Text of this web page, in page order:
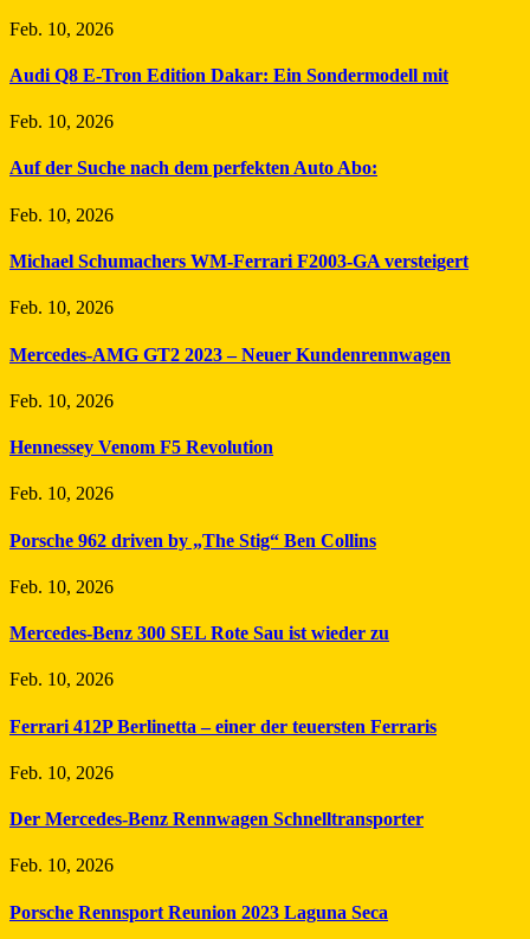
Feb. 10, 2026
Audi Q8 E-Tron Edition Dakar: Ein Sondermodell mit
Feb. 10, 2026
Auf der Suche nach dem perfekten Auto Abo:
Feb. 10, 2026
Michael Schumachers WM-Ferrari F2003-GA versteigert
Feb. 10, 2026
Mercedes-AMG GT2 2023 – Neuer Kundenrennwagen
Feb. 10, 2026
Hennessey Venom F5 Revolution
Feb. 10, 2026
Porsche 962 driven by „The Stig“ Ben Collins
Feb. 10, 2026
Mercedes-Benz 300 SEL Rote Sau ist wieder zu
Feb. 10, 2026
Ferrari 412P Berlinetta – einer der teuersten Ferraris
Feb. 10, 2026
Der Mercedes-Benz Rennwagen Schnelltransporter
Feb. 10, 2026
Porsche Rennsport Reunion 2023 Laguna Seca